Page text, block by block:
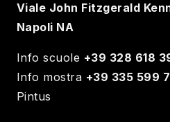
Viale John Fitzgerald
Napoli NA
Info scuole +39 328 618
Info mostra +39 335 599
Pintus